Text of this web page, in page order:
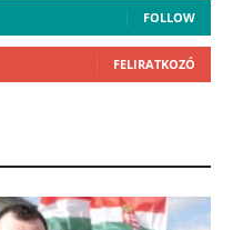
FOLLOW
FELIRATKOZÓ